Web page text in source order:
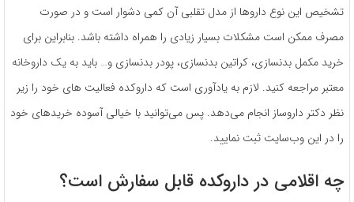
تشخیص این نوع داروها از مدل تقلبی آن کمی دشوار است و در صورت
مصرف ممکن است مشکلات بسیار زیادی را همراه داشته باشد. بنابراین برای
خرید مکمل بدنسازی، کراتین بدنسازی، پودر بدنسازی و… باید به یک داروخانه
معتبر مراجعه کنید. لازم به یادآوری است که داروکده فعالیت های خود را زیر
نظر دکتر داروساز انجام می‌دهد. پس می‌توانید با خیالی آسوده خریدهای خود
را در این وب‌سایت ثبت نمایید.
چه اقلامی در داروکده قابل سفارش است؟